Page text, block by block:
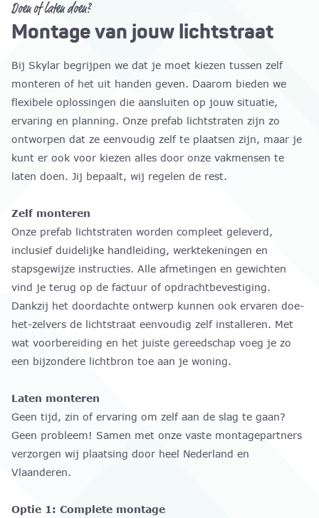
Doen of laten doen?
Montage van jouw lichtstraat
Bij Skylar begrijpen we dat je moet kiezen tussen zelf
monteren of het uit handen geven. Daarom bieden we
flexibele oplossingen die aansluiten op jouw situatie,
ervaring en planning. Onze prefab lichtstraten zijn zo
ontworpen dat ze eenvoudig zelf te plaatsen zijn, maar je
kunt er ook voor kiezen alles door onze vakmensen te
laten doen. Jij bepaalt, wij regelen de rest.
Zelf monteren
Onze prefab lichtstraten worden compleet geleverd,
inclusief duidelijke handleiding, werktekeningen en
stapsgewijze instructies. Alle afmetingen en gewichten
vind je terug op de factuur of opdrachtbevestiging.
Dankzij het doordachte ontwerp kunnen ook ervaren doe-
het-zelvers de lichtstraat eenvoudig zelf installeren. Met
wat voorbereiding en het juiste gereedschap voeg je zo
een bijzondere lichtbron toe aan je woning.
Laten monteren
Geen tijd, zin of ervaring om zelf aan de slag te gaan?
Geen probleem! Samen met onze vaste montagepartners
verzorgen wij plaatsing door heel Nederland en
Vlaanderen.
Optie 1: Complete montage